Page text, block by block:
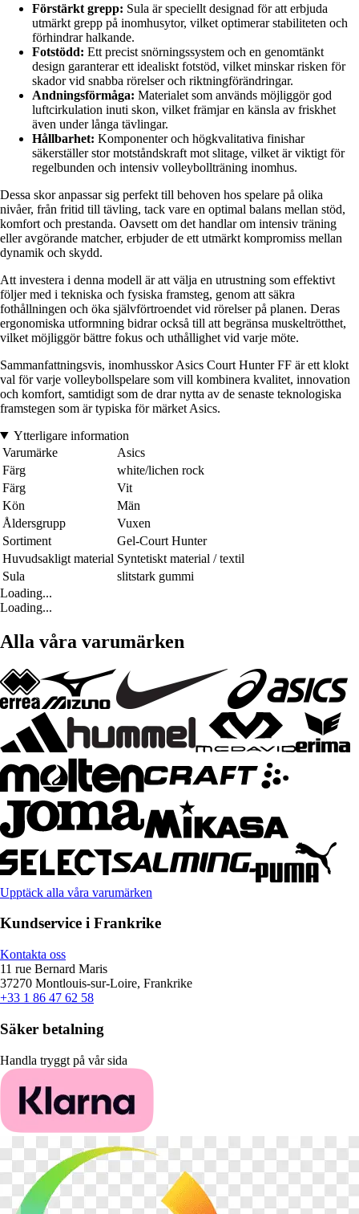
Förstärkt grepp: Sula är speciellt designad för att erbjuda
utmärkt grepp på inomhusytor, vilket optimerar stabiliteten och
förhindrar halkande.
Fotstödd: Ett precist snörningssystem och en genomtänkt
design garanterar ett idealiskt fotstöd, vilket minskar risken för
skador vid snabba rörelser och riktningförändringar.
Andningsförmåga: Materialet som används möjliggör god
luftcirkulation inuti skon, vilket främjar en känsla av friskhet
även under långa tävlingar.
Hållbarhet: Komponenter och högkvalitativa finishar
säkerställer stor motståndskraft mot slitage, vilket är viktigt för
regelbunden och intensiv volleybollträning inomhus.
Dessa skor anpassar sig perfekt till behoven hos spelare på olika
nivåer, från fritid till tävling, tack vare en optimal balans mellan stöd,
komfort och prestanda. Oavsett om det handlar om intensiv träning
eller avgörande matcher, erbjuder de ett utmärkt kompromiss mellan
dynamik och skydd.
Att investera i denna modell är att välja en utrustning som effektivt
följer med i tekniska och fysiska framsteg, genom att säkra
fothållningen och öka självförtroendet vid rörelser på planen. Deras
ergonomiska utformning bidrar också till att begränsa muskeltrötthet,
vilket möjliggör bättre fokus och uthållighet vid varje möte.
Sammanfattningsvis, inomhusskor Asics Court Hunter FF är ett klokt
val för varje volleybollspelare som vill kombinera kvalitet, innovation
och komfort, samtidigt som de drar nytta av de senaste teknologiska
framstegen som är typiska för märket Asics.
Ytterligare information
Varumärke
Asics
Färg
white/lichen rock
Färg
Vit
Kön
Män
Åldersgrupp
Vuxen
Sortiment
Gel-Court Hunter
Huvudsakligt material Syntetiskt material / textil
Sula
slitstark gummi
Loading...
Loading...
Alla våra varumärken
Upptäck alla våra varumärken
Kundservice i Frankrike
Kontakta oss
11 rue Bernard Maris
37270 Montlouis-sur-Loire, Frankrike
+33 1 86 47 62 58
Säker betalning
Handla tryggt på vår sida